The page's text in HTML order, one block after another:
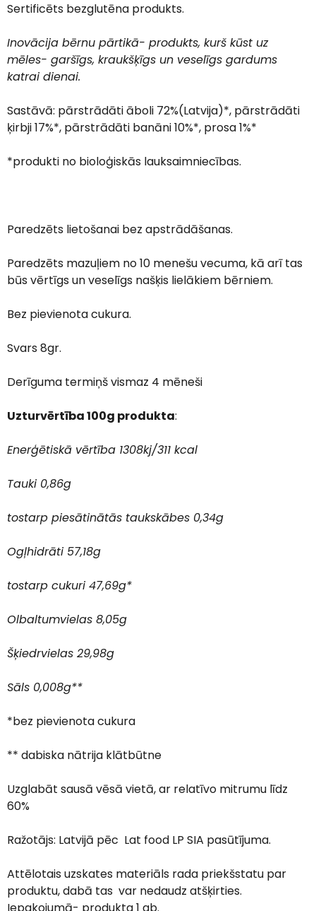
Sertificēts bezglutēna produkts.
Inovācija bērnu pārtikā- produkts, kurš kūst uz
mēles- garšīgs, kraukšķīgs un veselīgs gardums
katrai dienai.
Sastāvā: pārstrādāti āboli 72%(Latvija)*, pārstrādāti
ķirbji 17%*, pārstrādāti banāni 10%*, prosa 1%*
*produkti no bioloģiskās lauksaimniecības.
Paredzēts lietošanai bez apstrādāšanas.
Paredzēts mazuļiem no 10 menešu vecuma, kā arī tas
būs vērtīgs un veselīgs našķis lielākiem bērniem.
Bez pievienota cukura.
Svars 8gr.
Derīguma termiņš vismaz 4 mēneši
Uzturvērtība 100g produkta:
Enerģētiskā vērtība 1308kj/311 kcal
Tauki 0,86g
tostarp piesātinātās taukskābes 0,34g
Ogļhidrāti 57,18g
tostarp cukuri 47,69g*
Olbaltumvielas 8,05g
Šķiedrvielas 29,98g
Sāls 0,008g**
*bez pievienota cukura
** dabiska nātrija klātbūtne
Uzglabāt sausā vēsā vietā, ar relatīvo mitrumu līdz
60%
Ražotājs: Latvijā pēc Lat food LP SIA pasūtījuma.
Attēlotais uzskates materiāls rada priekšstatu par
produktu, dabā tas var nedaudz atšķirties.